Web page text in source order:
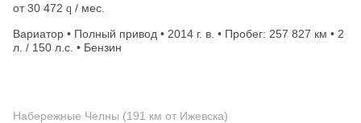
от30 472 q / мес.
Вариатор • Полный привод • 2014 г. в. • Пробег: 257 827 км • 2
л. / 150 л.с. • Бензин
Набережные Челны (191 км от Ижевска)